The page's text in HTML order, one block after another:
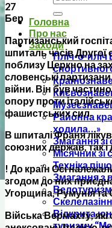
Головна
Про нас
Заходи
Пліч-о-пліч
Районна
ходила…»
Змагання
Місячник зі
Техніка
Змагання з
Велотуризм
Відкрита
туризму
27
Бер
Партизанський
шпиталь часів Другої
поблизу Церкно на
словенські
війни. Він був
опору проти
фашистських сил.
В шпиталі Франя
союзних держав, так і
! До країн Осі
згодом до них
Угорщина, Румунія та
Війська Вермахту,